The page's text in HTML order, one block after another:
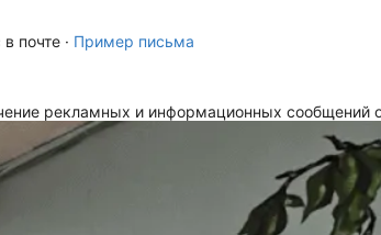
почте · Пример письма
рекламных и информационных сообщений